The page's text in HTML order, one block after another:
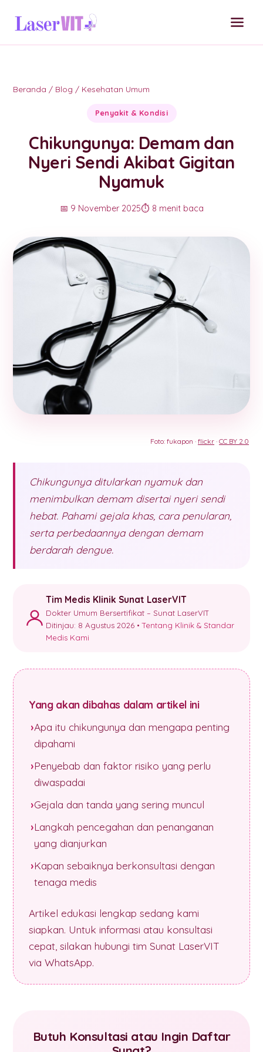
Beranda / Blog / Kesehatan Umum
Penyakit & Kondisi
Chikungunya: Demam dan
Nyeri Sendi Akibat Gigitan
Nyamuk
📅 9 November 2025⏱️ 8 menit baca
Foto: fukapon · flickr · CC BY 2.0
Chikungunya ditularkan nyamuk dan
menimbulkan demam disertai nyeri sendi
hebat. Pahami gejala khas, cara penularan,
serta perbedaannya dengan demam
berdarah dengue.
Tim Medis Klinik Sunat LaserVIT
Dokter Umum Bersertifikat – Sunat LaserVIT
Ditinjau: 8 Agustus 2026 •Tentang Klinik & Standar
Medis Kami
Yang akan dibahas dalam artikel ini
Apa itu chikungunya dan mengapa penting
dipahami
Penyebab dan faktor risiko yang perlu
diwaspadai
Gejala dan tanda yang sering muncul
Langkah pencegahan dan penanganan
yang dianjurkan
Kapan sebaiknya berkonsultasi dengan
tenaga medis
Artikel edukasi lengkap sedang kami
siapkan. Untuk informasi atau konsultasi
cepat, silakan hubungi tim Sunat LaserVIT
via WhatsApp.
Butuh Konsultasi atau Ingin Daftar